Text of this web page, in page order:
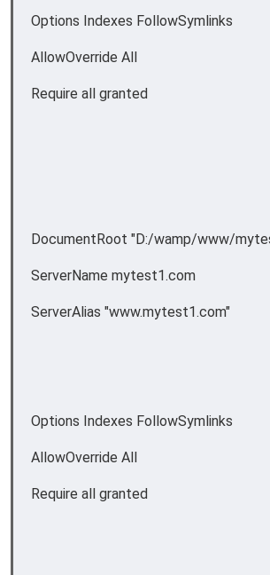
Options Indexes FollowSymlinks
AllowOverride All
Require all granted
DocumentRoot "D:/wamp/www/
ServerName mytest1.com
ServerAlias "www.mytest1.com"
Options Indexes FollowSymlinks
AllowOverride All
Require all granted